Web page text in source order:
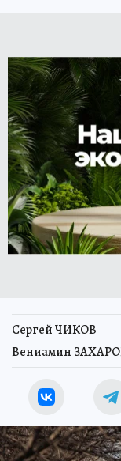
Сергей ЧИКОВ
Вениамин